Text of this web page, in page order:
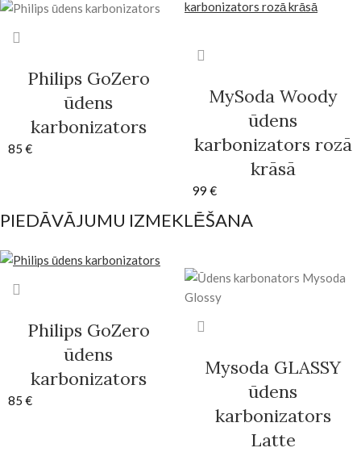
Philips GoZero
ūdens
karbonizators
85 €
MySoda Woody
ūdens
karbonizators rozā
krāsā
99 €
PIEDĀVĀJUMU IZMEKLĒŠANA
Philips GoZero
ūdens
karbonizators
85 €
Mysoda GLASSY
ūdens
karbonizators
Latte